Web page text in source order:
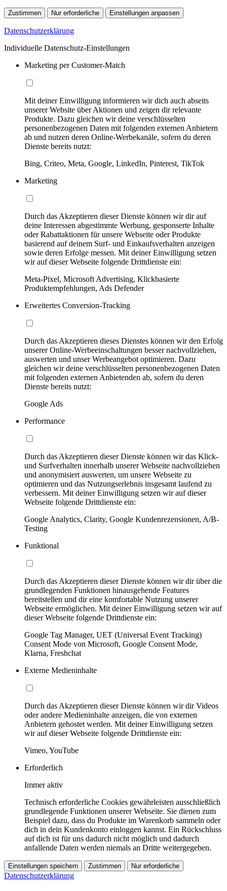
Zustimmen Nur erforderliche Einstellungen anpassen
Datenschutzerklärung
Individuelle Datenschutz-Einstellungen
Marketing per Customer-Match
Mit deiner Einwilligung informieren wir dich auch abseits
unserer Website über Aktionen und zeigen dir relevante
Produkte. Dazu gleichen wir deine verschlüsselten
personenbezogenen Daten mit folgenden externen Anbietern
ab und nutzen deren Online-Werbekanäle, sofern du deren
Dienste bereits nutzt:
Bing, Criteo, Meta, Google, LinkedIn, Pinterest, TikTok
Marketing
Durch das Akzeptieren dieser Dienste können wir dir auf
deine Interessen abgestimmte Werbung, gesponserte Inhalte
oder Rabattaktionen für unsere Webseite oder Produkte
basierend auf deinem Surf- und Einkaufsverhalten anzeigen
sowie deren Erfolge messen. Mit deiner Einwilligung setzen
wir auf dieser Webseite folgende Drittdienste ein:
Meta-Pixel, Microsoft Advertising, Klickbasierte
Produktempfehlungen, Ads Defender
Erweitertes Conversion-Tracking
Durch das Akzeptieren dieses Dienstes können wir den Erfolg
unserer Online-Werbeeinschaltungen besser nachvollziehen,
auswerten und unser Werbeangebot optimieren. Dazu
gleichen wir deine verschlüsselten personenbezogenen Daten
mit folgenden externen Anbietenden ab, sofern du deren
Dienste bereits nutzt:
Google Ads
Performance
Durch das Akzeptieren dieser Dienste können wir das Klick-
und Surfverhalten innerhalb unserer Webseite nachvollziehen
und anonymisiert auswerten, um unsere Webseite zu
optimieren und das Nutzungserlebnis insgesamt laufend zu
verbessern. Mit deiner Einwilligung setzen wir auf dieser
Webseite folgende Drittdienste ein:
Google Analytics, Clarity, Google Kundenrezensionen, A/B-
Testing
Funktional
Durch das Akzeptieren dieser Dienste können wir dir über die
grundlegenden Funktionen hinausgehende Features
bereitstellen und dir eine komfortable Nutzung unserer
Webseite ermöglichen. Mit deiner Einwilligung setzen wir auf
dieser Webseite folgende Drittdienste ein:
Google Tag Manager, UET (Universal Event Tracking)
Consent Mode von Microsoft, Google Consent Mode,
Klarna, Freshchat
Externe Medieninhalte
Durch das Akzeptieren dieser Dienste können wir dir Videos
oder andere Medieninhalte anzeigen, die von externen
Anbietern gehostet werden. Mit deiner Einwilligung setzen
wir auf dieser Webseite folgende Drittdienste ein:
Vimeo, YouTube
Erforderlich
Immer aktiv
Technisch erforderliche Cookies gewährleisten ausschließlich
grundlegende Funktionen unserer Webseite. Sie dienen zum
Beispiel dazu, dass du Produkte im Warenkorb sammeln oder
dich in dein Kundenkonto einloggen kannst. Ein Rückschluss
auf dich ist für uns dadurch nicht möglich und dadurch
anfallende Daten werden niemals an Dritte weitergegeben.
Einstellungen speichern Zustimmen Nur erforderliche
Datenschutzerklärung